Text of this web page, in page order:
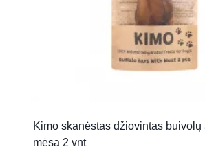
Kimo skanėstas džiovintas buivolų
mėsa 2 vnt